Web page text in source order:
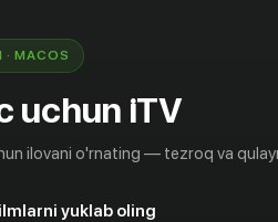
· MACOS
uchun iTV
ilovani o'rnating — tezroq va
yuklab oling